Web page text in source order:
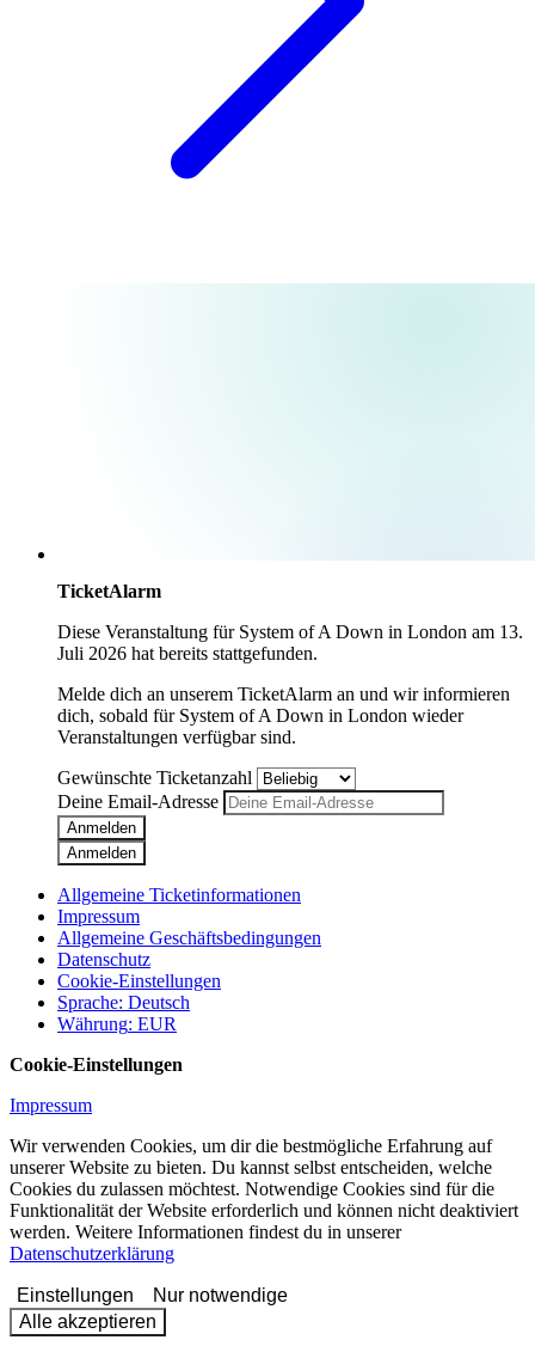
TicketAlarm
Diese Veranstaltung für System of A Down in London am 13.
Juli 2026 hat bereits stattgefunden.
Melde dich an unserem TicketAlarm an und wir informieren
dich, sobald für System of A Down in London wieder
Veranstaltungen verfügbar sind.
Gewünschte Ticketanzahl
Deine Email-Adresse
Anmelden
Anmelden
Allgemeine Ticketinformationen
Impressum
Allgemeine Geschäftsbedingungen
Datenschutz
Cookie-Einstellungen
Sprache: Deutsch
Währung: EUR
Cookie-Einstellungen
Impressum
Wir verwenden Cookies, um dir die bestmögliche Erfahrung auf
unserer Website zu bieten. Du kannst selbst entscheiden, welche
Cookies du zulassen möchtest. Notwendige Cookies sind für die
Funktionalität der Website erforderlich und können nicht deaktiviert
werden. Weitere Informationen findest du in unserer
Datenschutzerklärung
Einstellungen
Nur notwendige
Alle akzeptieren